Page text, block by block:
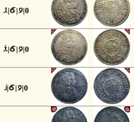
| | |0
| | |0
| | |0